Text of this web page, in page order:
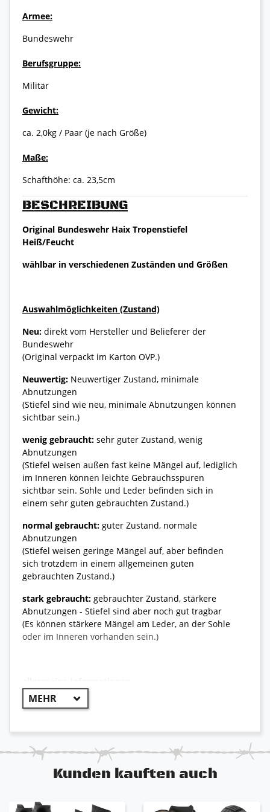
BESCHREIBUNG
Original Bundeswehr Haix Tropenstiefel
Heiß/Feucht
wählbar in verschiedenen Zuständen und Größen
Auswahlmöglichkeiten (Zustand)
Neu: direkt vom Hersteller und Belieferer der
Bundeswehr
(Original verpackt im Karton OVP.)
Neuwertig: Neuwertiger Zustand, minimale
Abnutzungen
(Stiefel sind wie neu, minimale Abnutzungen können
sichtbar sein.)
wenig gebraucht: sehr guter Zustand, wenig
Abnutzungen
(Stiefel weisen außen fast keine Mängel auf, lediglich
im Inneren können leichte Gebrauchsspuren
sichtbar sein. Sohle und Leder befinden sich in
einem sehr guten gebrauchten Zustand.)
normal gebraucht: guter Zustand, normale
Abnutzungen
(Stiefel weisen geringe Mängel auf, aber befinden
sich trotzdem in einem allgemeinen guten
gebrauchten Zustand.)
stark gebraucht: gebrauchter Zustand, stärkere
Abnutzungen - Stiefel sind aber noch gut tragbar
(Es können stärkere Mängel am Leder, an der Sohle
oder im Inneren vorhanden sein.)
++ Original Bundeswehr ++
enormer Hitze und Nässe bewährt. Dieser
Kampfstiefel ist sehr robust und hat einen
integrierten Hitzeschutz. Produziert wurde er, um
Schutz zu bieten und einen angenehmen
Armee:
Bundeswehr
Berufsgruppe:
Militär
Gewicht:
ca. 2,0kg / Paar (je nach Größe)
Maße:
Schafthöhe: ca. 23,5cm
Kunden kauften auch